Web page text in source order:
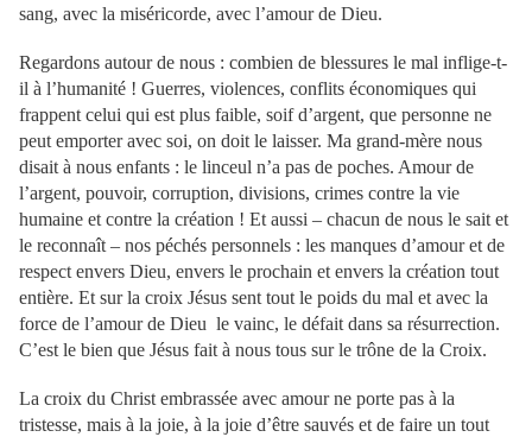
sang, avec la miséricorde, avec l’amour de Dieu.
Regardons autour de nous : combien de blessures le mal inflige-t-
il à l’humanité ! Guerres, violences, conflits économiques qui
frappent celui qui est plus faible, soif d’argent, que personne ne
peut emporter avec soi, on doit le laisser. Ma grand-mère nous
disait à nous enfants : le linceul n’a pas de poches. Amour de
l’argent, pouvoir, corruption, divisions, crimes contre la vie
humaine et contre la création ! Et aussi – chacun de nous le sait et
le reconnaît – nos péchés personnels : les manques d’amour et de
respect envers Dieu, envers le prochain et envers la création tout
entière. Et sur la croix Jésus sent tout le poids du mal et avec la
force de l’amour de Dieu le vainc, le défait dans sa résurrection.
C’est le bien que Jésus fait à nous tous sur le trône de la Croix.
La croix du Christ embrassée avec amour ne porte pas à la
tristesse, mais à la joie, à la joie d’être sauvés et de faire un tout